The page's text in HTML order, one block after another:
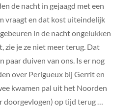
de nacht in gejaagd met een
vraagt en dat kost uiteindelijk
in de nacht ongelukken
zie je ze niet meer terug. Dat
paar duiven van ons. Is er nog
over Perigueux bij Gerrit en
kwamen pal uit het Noorden
doorgevlogen) op tijd terug …